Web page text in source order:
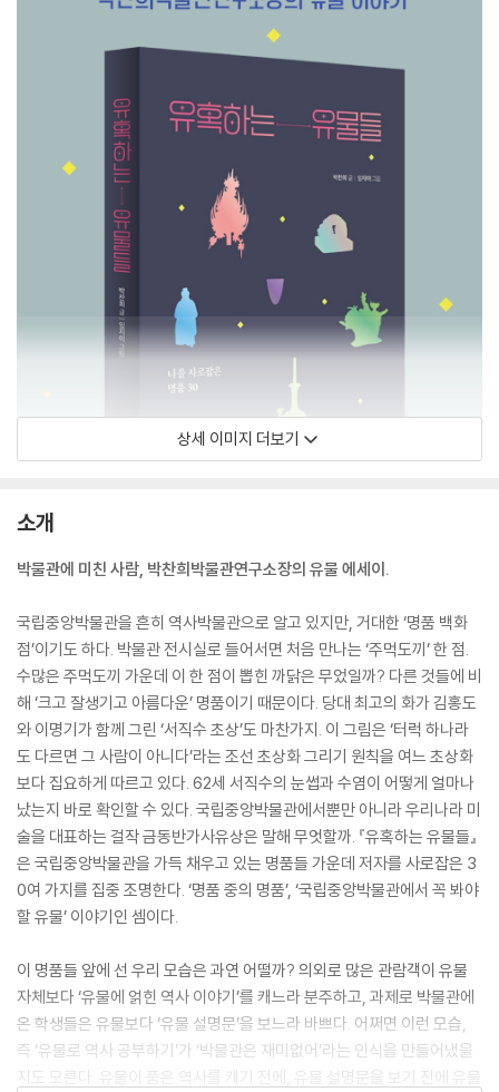
상세 이미지 더보기
소개
박물관에 미친 사람, 박찬희박물관연구소장의 유물 에세이.
국립중앙박물관을 흔히 역사박물관으로 알고 있지만, 거대한 ‘명품 백화
점’이기도 하다. 박물관 전시실로 들어서면 처음 만나는 ‘주먹도끼’ 한 점.
수많은 주먹도끼 가운데 이 한 점이 뽑힌 까닭은 무었일까? 다른 것들에 비
해 ‘크고 잘생기고 아름다운’ 명품이기 때문이다. 당대 최고의 화가 김홍도
와 이명기가 함께 그린 ‘서직수 초상’도 마찬가지. 이 그림은 ‘터럭 하나라
도 다르면 그 사람이 아니다’라는 조선 초상화 그리기 원칙을 여느 초상화
보다 집요하게 따르고 있다. 62세 서직수의 눈썹과 수염이 어떻게 얼마나
났는지 바로 확인할 수 있다. 국립중앙박물관에서뿐만 아니라 우리나라 미
술을 대표하는 걸작 금동반가사유상은 말해 무엇할까. 『유혹하는 유물들』
은 국립중앙박물관을 가득 채우고 있는 명품들 가운데 저자를 사로잡은 3
0여 가지를 집중 조명한다. ‘명품 중의 명품’, ‘국립중앙박물관에서 꼭 봐야
할 유물’ 이야기인 셈이다.
이 명품들 앞에 선 우리 모습은 과연 어떨까? 의외로 많은 관람객이 유물
자체보다 ‘유물에 얽힌 역사 이야기’를 캐느라 분주하고, 과제로 박물관에
온 학생들은 유물보다 ‘유물 설명문’을 보느라 바쁘다. 어쩌면 이런 모습,
즉 ‘유물로 역사 공부하기’가 ‘박물관은 재미없어’라는 인식을 만들어냈을
지도 모른다. 유물이 품은 역사를 캐기 전에, 유물 설명문을 보기 전에 유물